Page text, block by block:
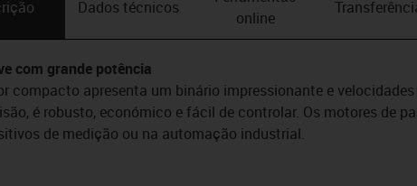
Dados técnicos
online
com grande potência
compacto apresenta um binário impressionante e
é robusto, económico e fácil de controlar. Os motores de
de medição ou na automação industrial.